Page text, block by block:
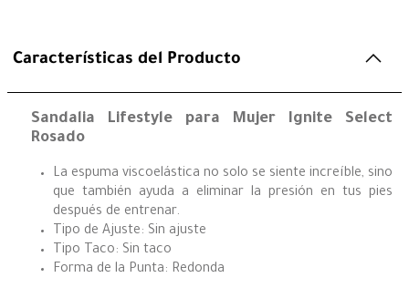
Características del Producto
Sandalia Lifestyle para Mujer Ignite Select
Rosado
La espuma viscoelástica no solo se siente increíble, sino
que también ayuda a eliminar la presión en tus pies
después de entrenar.
Tipo de Ajuste: Sin ajuste
Tipo Taco: Sin taco
Forma de la Punta: Redonda